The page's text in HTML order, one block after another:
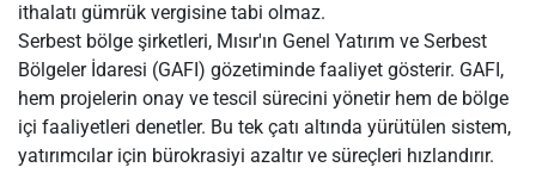
ithalatı gümrük vergisine tabi olmaz.
Serbest bölge şirketleri, Mısır'ın Genel Yatırım ve Serbest
Bölgeler İdaresi (GAFI) gözetiminde faaliyet gösterir. GAFI,
hem projelerin onay ve tescil sürecini yönetir hem de bölge
içi faaliyetleri denetler. Bu tek çatı altında yürütülen sistem,
yatırımcılar için bürokrasiyi azaltır ve süreçleri hızlandırır.